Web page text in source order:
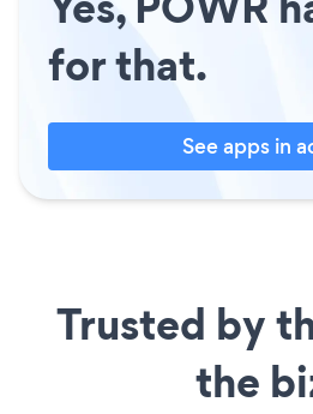
for that.
See apps in
Trusted by
the